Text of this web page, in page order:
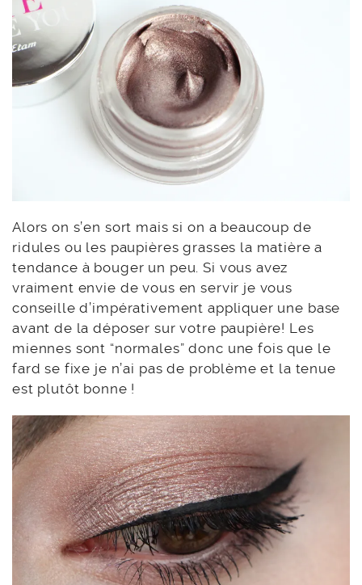
Alors on s’en sort mais si on a beaucoup de
ridules ou les paupières grasses la matière a
tendance à bouger un peu. Si vous avez
vraiment envie de vous en servir je vous
conseille d’impérativement appliquer une base
avant de la déposer sur votre paupière! Les
miennes sont “normales” donc une fois que le
fard se fixe je n’ai pas de problème et la tenue
est plutôt bonne !